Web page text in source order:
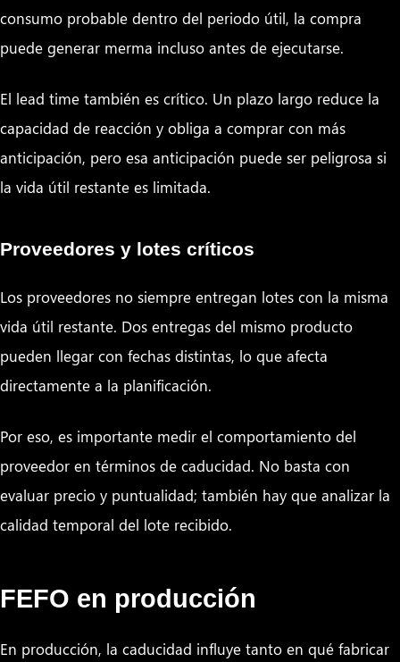
consumo probable dentro del periodo útil, la compra
puede generar merma incluso antes de ejecutarse.
El lead time también es crítico. Un plazo largo reduce la
capacidad de reacción y obliga a comprar con más
anticipación, pero esa anticipación puede ser peligrosa si
la vida útil restante es limitada.
Proveedores y lotes críticos
Los proveedores no siempre entregan lotes con la misma
vida útil restante. Dos entregas del mismo producto
pueden llegar con fechas distintas, lo que afecta
directamente a la planificación.
Por eso, es importante medir el comportamiento del
proveedor en términos de caducidad. No basta con
evaluar precio y puntualidad; también hay que analizar la
calidad temporal del lote recibido.
FEFO en producción
En producción, la caducidad influye tanto en qué fabricar